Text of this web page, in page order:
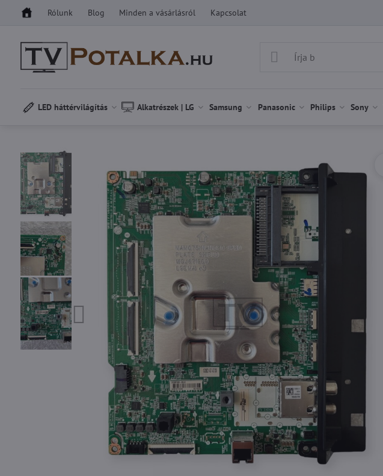
Rólunk Blog Minden a vásárlásról Kapcsolat
LED háttérvilágítás Alkatrészek | LG Samsung Panasonic Philips Sony